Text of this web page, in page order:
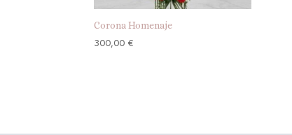
Corona Homenaje
300,00 €